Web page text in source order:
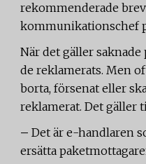
rekommenderade
kommunikationschef
När det gäller
de reklamerats. Men
borta, försenat eller
reklamerat. Det gäller
– Det är e-handlaren
ersätta